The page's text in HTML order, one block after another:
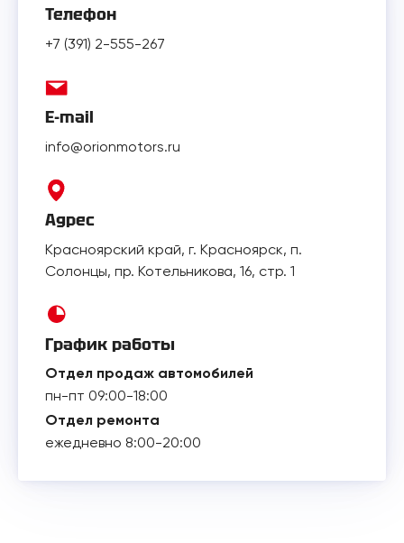
Телефон
+7 (391) 2-555-267
E-mail
info@orionmotors.ru
Адрес
Красноярский край, г. Красноярск, п.
Солонцы, пр. Котельникова, 16, стр. 1
График работы
Отдел продаж автомобилей
пн-пт 09:00-18:00
Отдел ремонта
ежедневно 8:00-20:00